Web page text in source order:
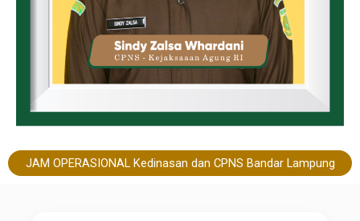
JAM OPERASIONAL Kedinasan dan CPNS Bandar Lampung​